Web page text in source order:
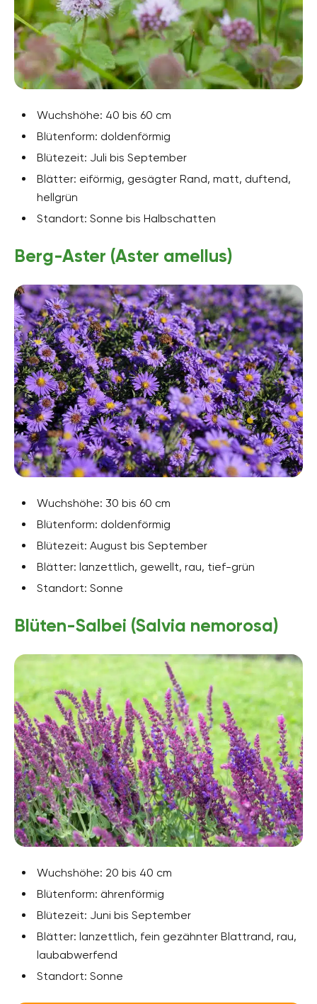
Wuchshöhe: 40 bis 60 cm
Blütenform: doldenförmig
Blütezeit: Juli bis September
Blätter: eiförmig, gesägter Rand, matt, duftend,
hellgrün
Standort: Sonne bis Halbschatten
Berg-Aster (Aster amellus)
Wuchshöhe: 30 bis 60 cm
Blütenform: doldenförmig
Blütezeit: August bis September
Blätter: lanzettlich, gewellt, rau, tief-grün
Standort: Sonne
Blüten-Salbei (Salvia nemorosa)
Wuchshöhe: 20 bis 40 cm
Blütenform: ährenförmig
Blütezeit: Juni bis September
Blätter: lanzettlich, fein gezähnter Blattrand, rau,
laubabwerfend
Standort: Sonne